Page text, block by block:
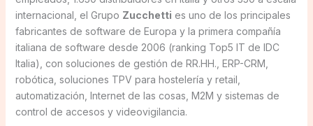
internacional, el Grupo Zucchetti es uno de los principales
fabricantes de software de Europa y la primera compañía
italiana de software desde 2006 (ranking Top5 IT de IDC
Italia), con soluciones de gestión de RR.HH., ERP-CRM,
robótica, soluciones TPV para hostelería y retail,
automatización, Internet de las cosas, M2M y sistemas de
control de accesos y videovigilancia.